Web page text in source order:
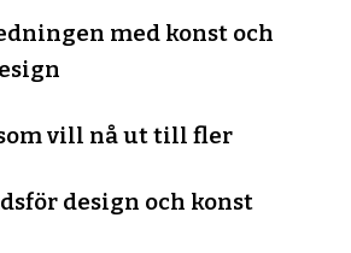
med konst och
vill nå ut till fler
design och konst